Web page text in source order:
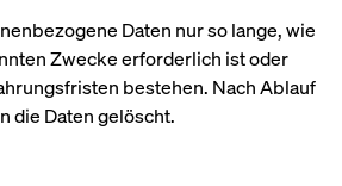
Daten nur so lange, wie
Zwecke erforderlich ist oder
bestehen. Nach Ablauf
die Daten gelöscht.